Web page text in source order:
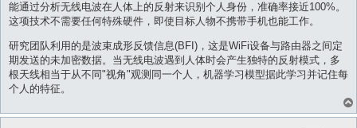
能通过分析无线电波在人体上的反射来识别个人身份，准确率接近100%。
这项技术不需要任何特殊硬件，即使目标人物不携带手机也能工作。
研究团队利用的是波束成形反馈信息(BFI)，这是WiFi设备与路由器之间定
期发送的未加密数据。当无线电波遇到人体时会产生独特的反射模式，多
根天线相当于从不同"视角"观测同一个人，机器学习模型据此学习并记住每
个人的特征。